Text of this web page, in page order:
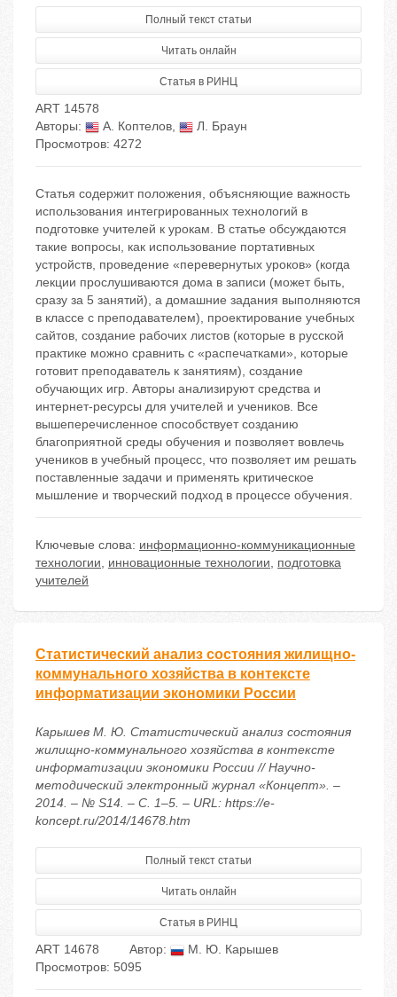
Полный текст статьи
Читать онлайн
Статья в РИНЦ
ART 14578
Авторы:
А. Коптелов,
Л. Браун
Просмотров: 4272
Статья содержит положения, объясняющие важность
использования интегрированных технологий в
подготовке учителей к урокам. В статье обсуждаются
такие вопросы, как использование портативных
устройств, проведение «перевернутых уроков» (когда
лекции прослушиваются дома в записи (может быть,
сразу за 5 занятий), а домашние задания выполняются
в классе с преподавателем), проектирование учебных
сайтов, создание рабочих листов (которые в русской
практике можно сравнить с «распечатками», которые
готовит преподаватель к занятиям), создание
обучающих игр. Авторы анализируют средства и
интернет-ресурсы для учителей и учеников. Все
вышеперечисленное способствует созданию
благоприятной среды обучения и позволяет вовлечь
учеников в учебный процесс, что позволяет им решать
поставленные задачи и применять критическое
мышление и творческий подход в процессе обучения.
Ключевые слова: информационно-коммуникационные
технологии, инновационные технологии, подготовка
учителей
Статистический анализ состояния жилищно-
коммунального хозяйства в контексте
информатизации экономики России
Карышев М. Ю. Статистический анализ состояния
жилищно-коммунального хозяйства в контексте
информатизации экономики России // Научно-
методический электронный журнал «Концепт». –
2014. – № S14. – С. 1–5. – URL: https://e-
koncept.ru/2014/14678.htm
Полный текст статьи
Читать онлайн
Статья в РИНЦ
ART 14678 Автор:
М. Ю. Карышев
Просмотров: 5095